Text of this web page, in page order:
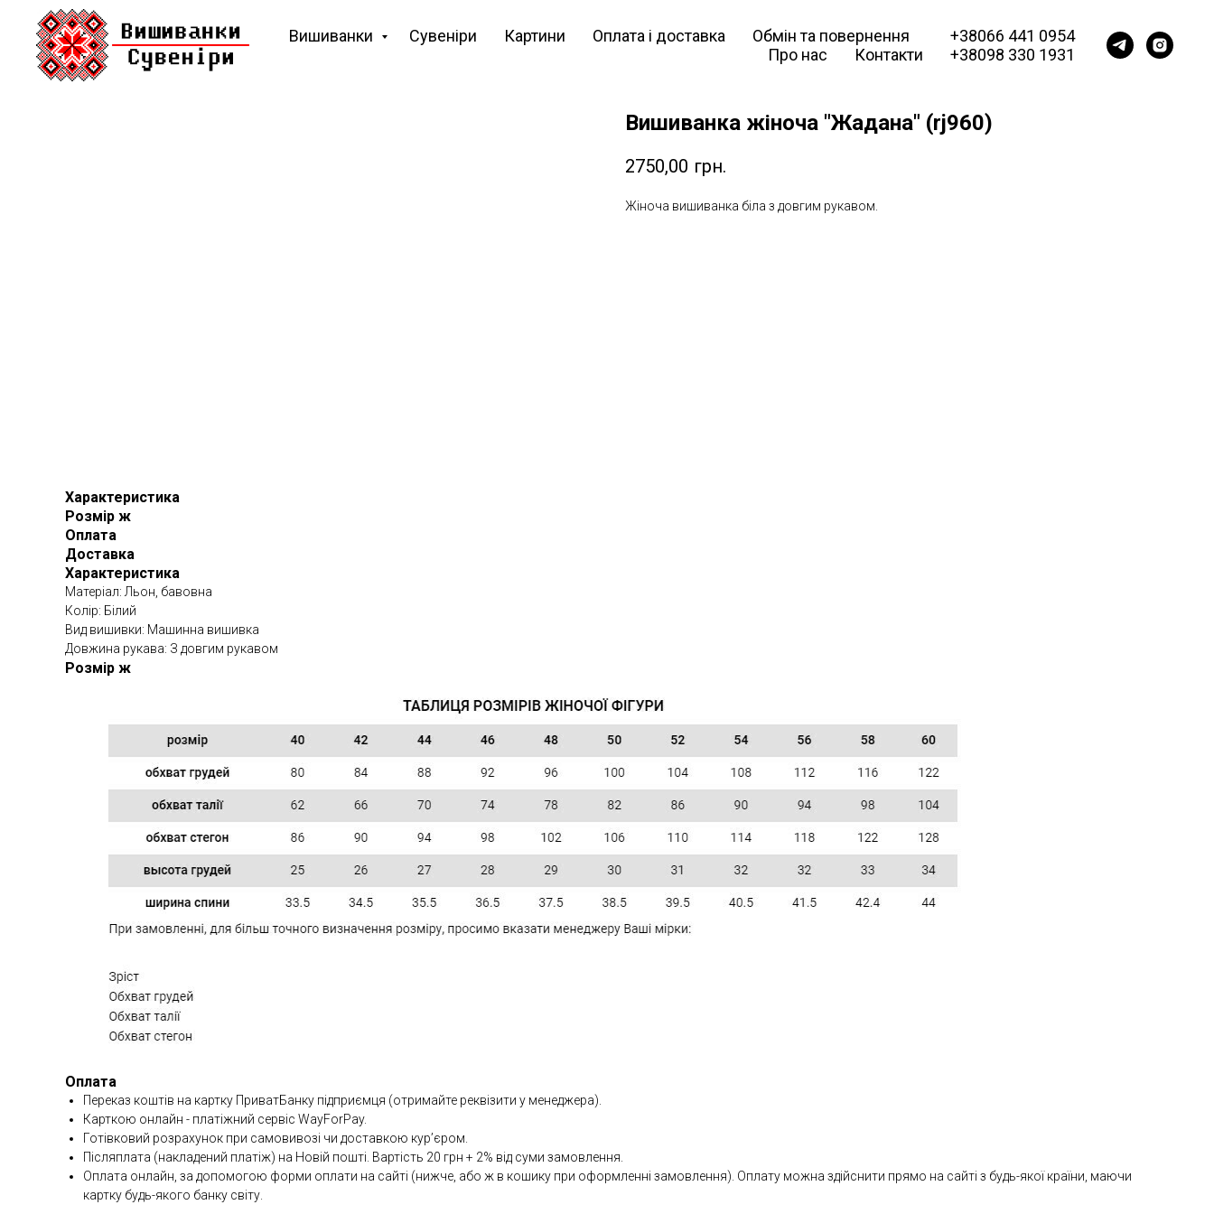
Вишиванки Сувеніри Картини Оплата і доставка
Обмін та повернення
Про нас
Контакти
+38066 441 0954
+38098 330 1931
Вишиванка жіноча "Жадана" (rj960)
2750,00 грн.
Жіноча вишиванка біла з довгим рукавом.
Характеристика
Розмір ж
Оплата
Доставка
Характеристика
Матеріал: Льон, бавовна
Колір: Білий
Вид вишивки: Машинна вишивка
Довжина рукава: З довгим рукавом
Розмір ж
Оплата
Переказ коштів на картку ПриватБанку підприємця (отримайте реквізити у менеджера).
Карткою онлайн - платіжний сервіс WayForPay.
Готівковий розрахунок при самовивозі чи доставкою кур’єром.
Післяплата (накладений платіж) на Новій пошті. Вартість 20 грн + 2% від суми замовлення.
Оплата онлайн, за допомогою форми оплати на сайті (нижче, або ж в кошику при оформленні замовлення). Оплату можна здійснити прямо на сайті з будь-якої країни, маючи
картку будь-якого банку світу.